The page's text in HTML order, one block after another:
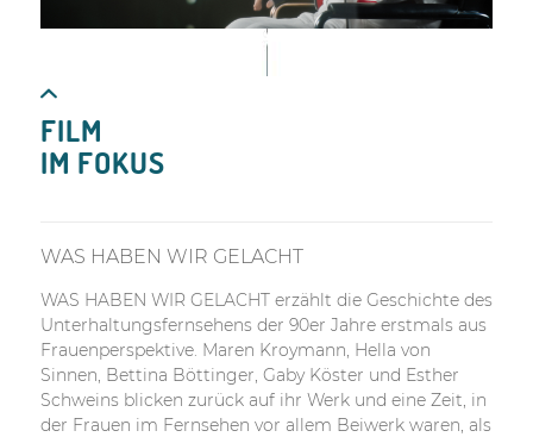
FILM
IM FOKUS
WAS HABEN WIR GELACHT
WAS HABEN WIR GELACHT erzählt die Geschichte des
Unterhaltungsfernsehens der 90er Jahre erstmals aus
Frauenperspektive. Maren Kroymann, Hella von
Sinnen, Bettina Böttinger, Gaby Köster und Esther
Schweins blicken zurück auf ihr Werk und eine Zeit, in
der Frauen im Fernsehen vor allem Beiwerk waren, als